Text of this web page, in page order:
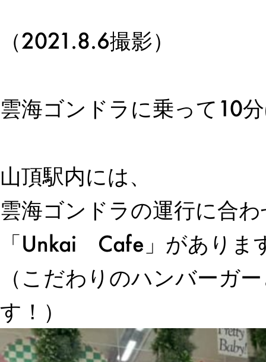
（2021.8.6撮影）
雲海ゴンドラに乗って10
山頂駅内には、
雲海ゴンドラの運行に合
「Unkai Cafe」がありま
（こだわりのハンバーガ
す！）